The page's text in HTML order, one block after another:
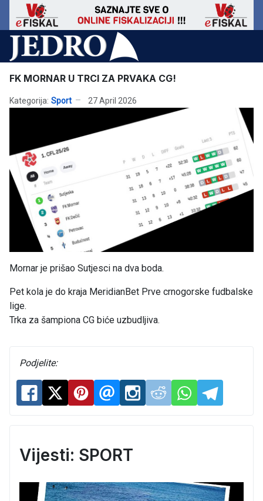
FK MORNAR U TRCI ZA PRVAKA CG!
Kategorija: Sport 27 April 2026
Mornar je prišao Sutjesci na dva boda.
Pet kola je do kraja MeridianBet Prve crnogorske fudbalske
lige.
Trka za šampiona CG biće uzbudljiva.
Podjelite:
Vijesti: SPORT